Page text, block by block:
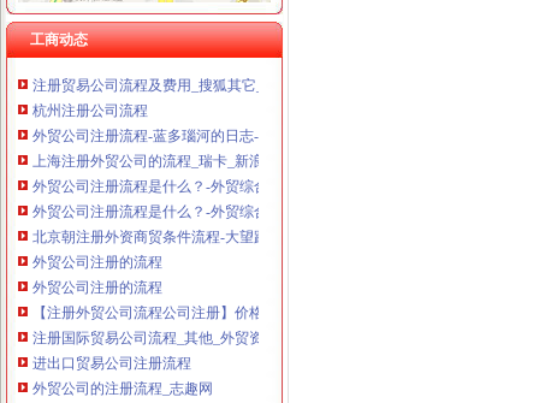
工商动态
注册外贸公司基本流程_天纯之蓝_新浪博客
注册外贸公司基本流程-阿里巴巴专栏
杭州注册公司流程
外贸公司注册流程-蓝多瑙河的日志-网易博客
上海注册外贸公司的流程_瑞卡_新浪博客
外贸公司注册流程是什么？-外贸综合-中国物流人论坛锦程物流网
外贸公司注册流程是什么？-外贸综合-中国物流人论坛锦程物流网
北京朝注册外资商贸条件流程-大望路工商注册|北京酷易搜
外贸公司注册的流程
外贸公司注册的流程
【注册外贸公司流程公司注册】价格_厂家_图片-Hc360慧聪网
注册国际贸易公司流程_其他_外贸资讯_帮课网
进出口贸易公司注册流程
外贸公司的注册流程_志趣网
外贸术语：外贸企业-全球纺织网纺织百科